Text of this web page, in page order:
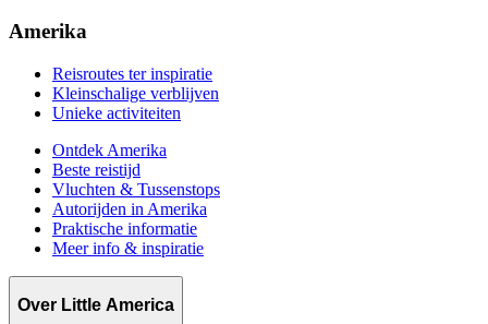
Amerika
Reisroutes ter inspiratie
Kleinschalige verblijven
Unieke activiteiten
Ontdek Amerika
Beste reistijd
Vluchten & Tussenstops
Autorijden in Amerika
Praktische informatie
Meer info & inspiratie
Over Little America